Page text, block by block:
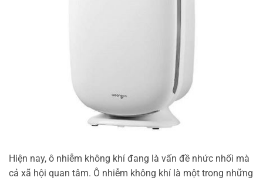
Hiện nay, ô nhiễm không khí đang là vấn đề nhức nhối mà
cả xã hội quan tâm. Ô nhiễm không khí là một trong những